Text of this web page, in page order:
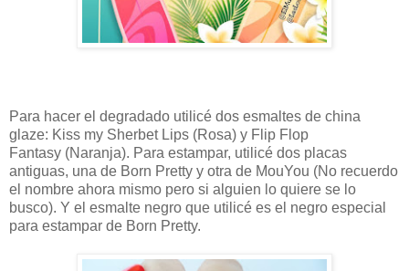
Para hacer el degradado utilicé dos esmaltes de china
glaze: Kiss my Sherbet Lips (Rosa) y Flip Flop
Fantasy (Naranja). Para estampar, utilicé dos placas
antiguas, una de Born Pretty y otra de MouYou (No recuerdo
el nombre ahora mismo pero si alguien lo quiere se lo
busco). Y el esmalte negro que utilicé es el negro especial
para estampar de Born Pretty.